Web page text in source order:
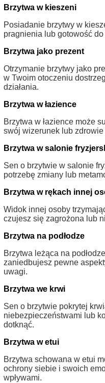
Brzytwa w kieszeni
Posiadanie brzytwy w
pragnienia lub gotowość
Brzytwa jako prezent
Otrzymanie brzytwy jako
w Twoim otoczeniu
działania.
Brzytwa w łazience
Brzytwa w łazience może
swój wizerunek lub
Brzytwa w salonie
Sen o brzytwie w salonie
potrzebę zmiany lub
Brzytwa w rękach innej
Widok innej osoby
czujesz się zagrożona lub
Brzytwa na podłodze
Brzytwa leżąca na
zaniedbujesz pewne
uwagi.
Brzytwa we krwi
Sen o brzytwie pokrytej
niebezpieczeństwami lub
dotknąć.
Brzytwa w etui
Brzytwa schowana w etui
ochrony siebie i swoich
wpływami.